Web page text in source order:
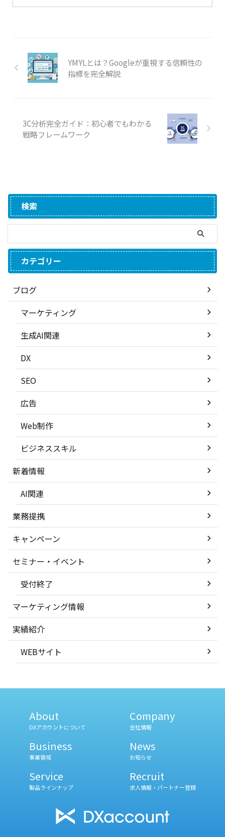
YMYLとは？Googleが重視する信頼性の
指標を完全解説
3C分析完全ガイド：初心者でもわかる
戦略フレームワーク
検索
カテゴリー
ブログ
マーケティング
生成AI関連
DX
SEO
広告
Web制作
ビジネススキル
新着情報
AI関連
業務提携
キャンペーン
セミナー・イベント
受付終了
マーケティング情報
実績紹介
WEBサイト
About
DXアカウントについて
Business
事業領域
Service
製品ラインナップ
Company
会社情報
News
お知らせ
Recruit
求人情報・パートナー登録